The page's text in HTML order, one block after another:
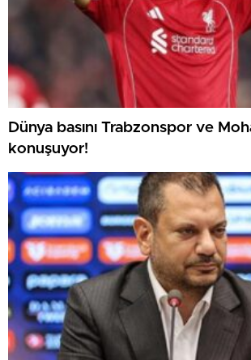
Dünya basını Trabzonspor ve
konuşuyor!